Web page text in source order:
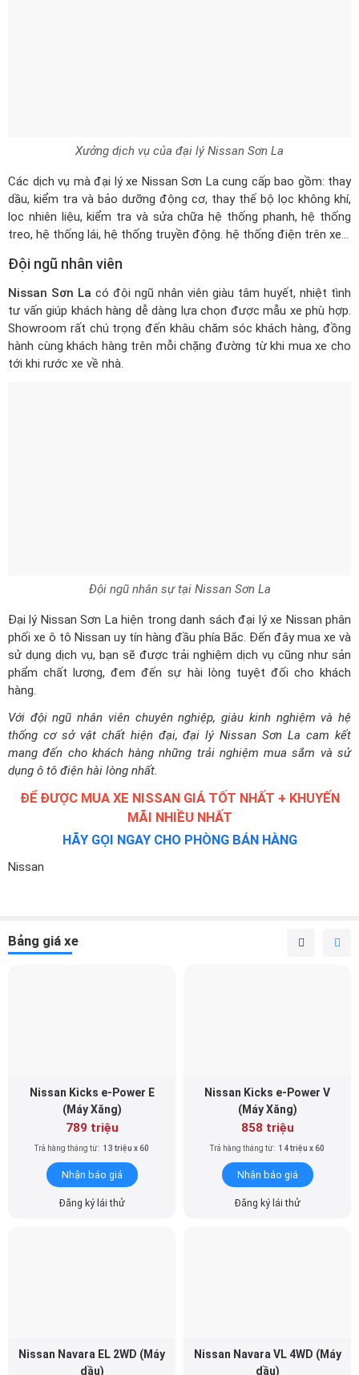
Xưởng dịch vụ của đại lý Nissan Sơn La
Các dịch vụ mà đại lý xe Nissan Sơn La cung cấp bao gồm: thay
dầu, kiểm tra và bảo dưỡng động cơ, thay thế bộ lọc không khí,
lọc nhiên liệu, kiểm tra và sửa chữa hệ thống phanh, hệ thống
treo, hệ thống lái, hệ thống truyền động. hệ thống điện trên xe…
Đội ngũ nhân viên
Nissan Sơn La có đội ngũ nhân viên giàu tâm huyết, nhiệt tình
tư vấn giúp khách hàng dễ dàng lựa chọn được mẫu xe phù hợp.
Showroom rất chú trọng đến khâu chăm sóc khách hàng, đồng
hành cùng khách hàng trên mỗi chặng đường từ khi mua xe cho
tới khi rước xe về nhà.
Đội ngũ nhân sự tại Nissan Sơn La
Đại lý Nissan Sơn La hiện trongdanh sách đại lý xe Nissan phân
phối xe ô tô Nissan uy tín hàng đầu phía Bắc. Đến đây mua xe và
sử dụng dịch vụ, bạn sẽ được trải nghiệm dịch vụ cũng như sản
phẩm chất lượng, đem đến sự hài lòng tuyệt đối cho khách
hàng.
Với đội ngũ nhân viên chuyên nghiệp, giàu kinh nghiệm và hệ
thống cơ sở vật chất hiện đại, đại lý Nissan Sơn La cam kết
mang đến cho khách hàng những trải nghiệm mua sắm và sử
dụng ô tô điện hài lòng nhất.
ĐỂ ĐƯỢC MUA XE NISSAN GIÁ TỐT NHẤT + KHUYẾN
MÃI NHIỀU NHẤT
HÃY GỌI NGAY CHO PHÒNG BÁN HÀNG
Nissan
Bảng giá xe
Nissan Kicks e-Power E
(Máy Xăng)
789 triệu
Trả hàng tháng từ: 13 triệu x 60
Nhận báo giá
Đăng ký lái thử
Nissan Kicks e-Power V
(Máy Xăng)
858 triệu
Trả hàng tháng từ: 14 triệu x 60
Nhận báo giá
Đăng ký lái thử
Nissan Navara EL 2WD (Máy
dầu)
Nissan Navara VL 4WD (Máy
dầu)